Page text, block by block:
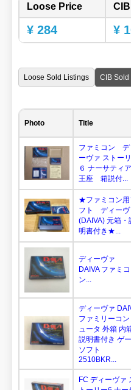
Loose Price
¥ 284 ¥
Loose Sold Listings CIB
Photo Title
ファミコン デ
ーヴァ ストー
６ ナーサティ
王座 箱説付...
★ファミコン用
フト ディーヴ
(DAIVA) 元箱・
明書付き★...
ディーヴァ
DAIVA ファミコ
ン...
ディーヴァ
ファミリーコ
ュータ 外箱 内
説明書付き ゲ
ソフト
2510BKR...
FC ディーヴァ